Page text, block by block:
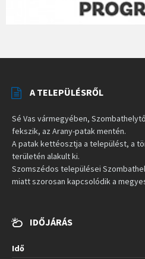
A TELEPÜLÉSRŐL
Sé Vas vármegyében,
fekszik, az Arany-patak mentén.
A patak kettéosztja a települést, a
területén alakult ki.
Szomszédos települései
miatt szorosan kapcsolódik a
IDŐJÁRÁS
Idő